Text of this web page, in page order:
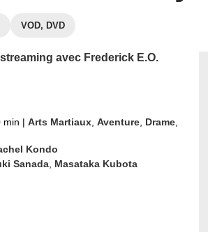
VOD, DVD
avec Frederick E.O.
min | Arts Martiaux, Aventure, Drame,
Kondo
Sanada, Masataka Kubota